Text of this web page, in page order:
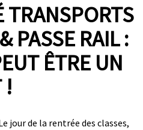
TRANSPORTS
PASSE RAIL :
ÊTRE UN
!
jour de la rentrée des classes,